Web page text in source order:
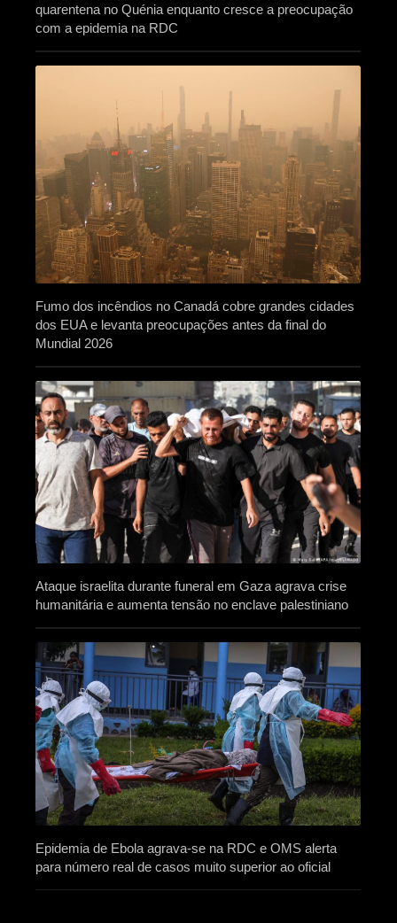
quarentena no Quénia enquanto cresce a preocupação
com a epidemia na RDC
Fumo dos incêndios no Canadá cobre grandes cidades
dos EUA e levanta preocupações antes da final do
Mundial 2026
Ataque israelita durante funeral em Gaza agrava crise
humanitária e aumenta tensão no enclave palestiniano
Epidemia de Ebola agrava-se na RDC e OMS alerta
para número real de casos muito superior ao oficial